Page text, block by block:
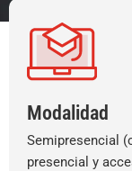
Modalidad
Semipresencial
presencial y